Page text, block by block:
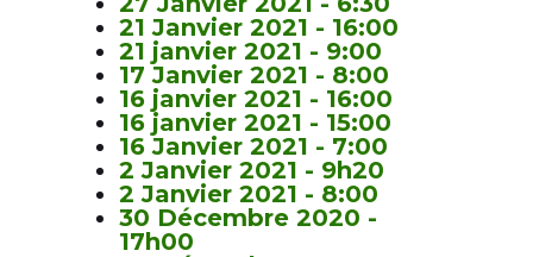
21 Janvier 2021 - 16:00
21 janvier 2021 - 9:00
17 Janvier 2021 - 8:00
16 janvier 2021 - 16:00
16 janvier 2021 - 15:00
16 Janvier 2021 - 7:00
2 Janvier 2021 - 9h20
2 Janvier 2021 - 8:00
30 Décembre 2020 -
17h00